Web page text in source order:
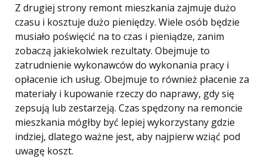
Z drugiej strony remont mieszkania zajmuje dużo
czasu i kosztuje dużo pieniędzy. Wiele osób będzie
musiało poświęcić na to czas i pieniądze, zanim
zobaczą jakiekolwiek rezultaty. Obejmuje to
zatrudnienie wykonawców do wykonania pracy i
opłacenie ich usług. Obejmuje to również płacenie za
materiały i kupowanie rzeczy do naprawy, gdy się
zepsują lub zestarzeją. Czas spędzony na remoncie
mieszkania mógłby być lepiej wykorzystany gdzie
indziej, dlatego ważne jest, aby najpierw wziąć pod
uwagę koszt.